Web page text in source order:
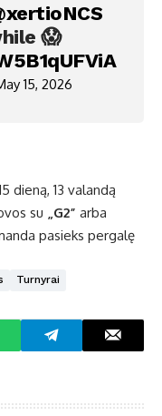
😱
15, 2026
dieną, 13 valandą
su „G2” arba
pasieks pergalę
Turnyrai